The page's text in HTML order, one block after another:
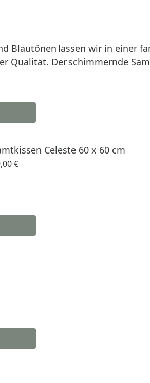
Blautönen lassen wir in einer
Qualität. Der schimmernde
Celeste 60 x 60 cm
€